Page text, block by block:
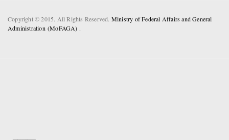
Copyright © 2015. All Rights Reserved. Ministry of Federal Affairs and General
Administration (MoFAGA) .